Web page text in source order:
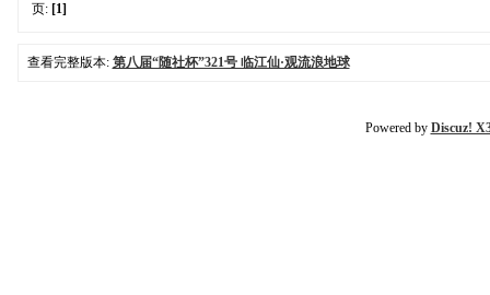
页: [1]
查看完整版本: 第八届“随社杯”321号 临江仙·观流浪地球
Powered by Discuz!